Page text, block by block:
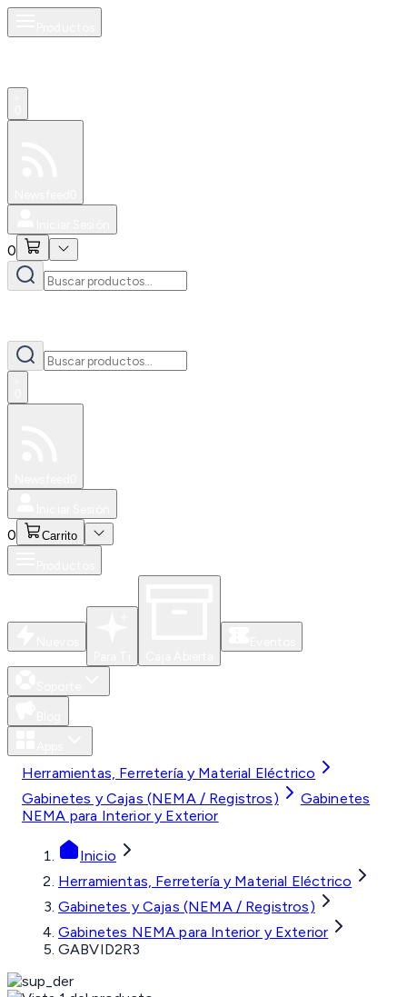
0
0 Carrito
Herramientas, Ferretería y Material Eléctrico
Gabinetes y Cajas (NEMA / Registros)
Gabinetes
NEMA para Interior y Exterior
Inicio
Herramientas, Ferretería y Material Eléctrico
Gabinetes y Cajas (NEMA / Registros)
Gabinetes NEMA para Interior y Exterior
GABVID2R3